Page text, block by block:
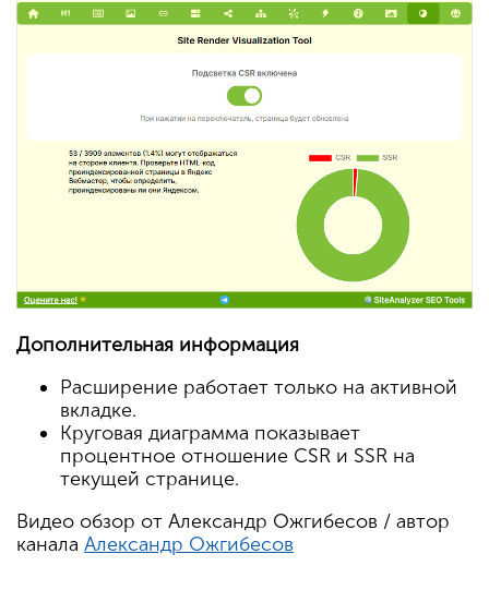
Дополнительная информация
Расширение работает только на активной
вкладке.
Круговая диаграмма показывает
процентное отношение CSR и SSR на
текущей странице.
Видео обзор от Александр Ожгибесов / автор
канала Александр Ожгибесов